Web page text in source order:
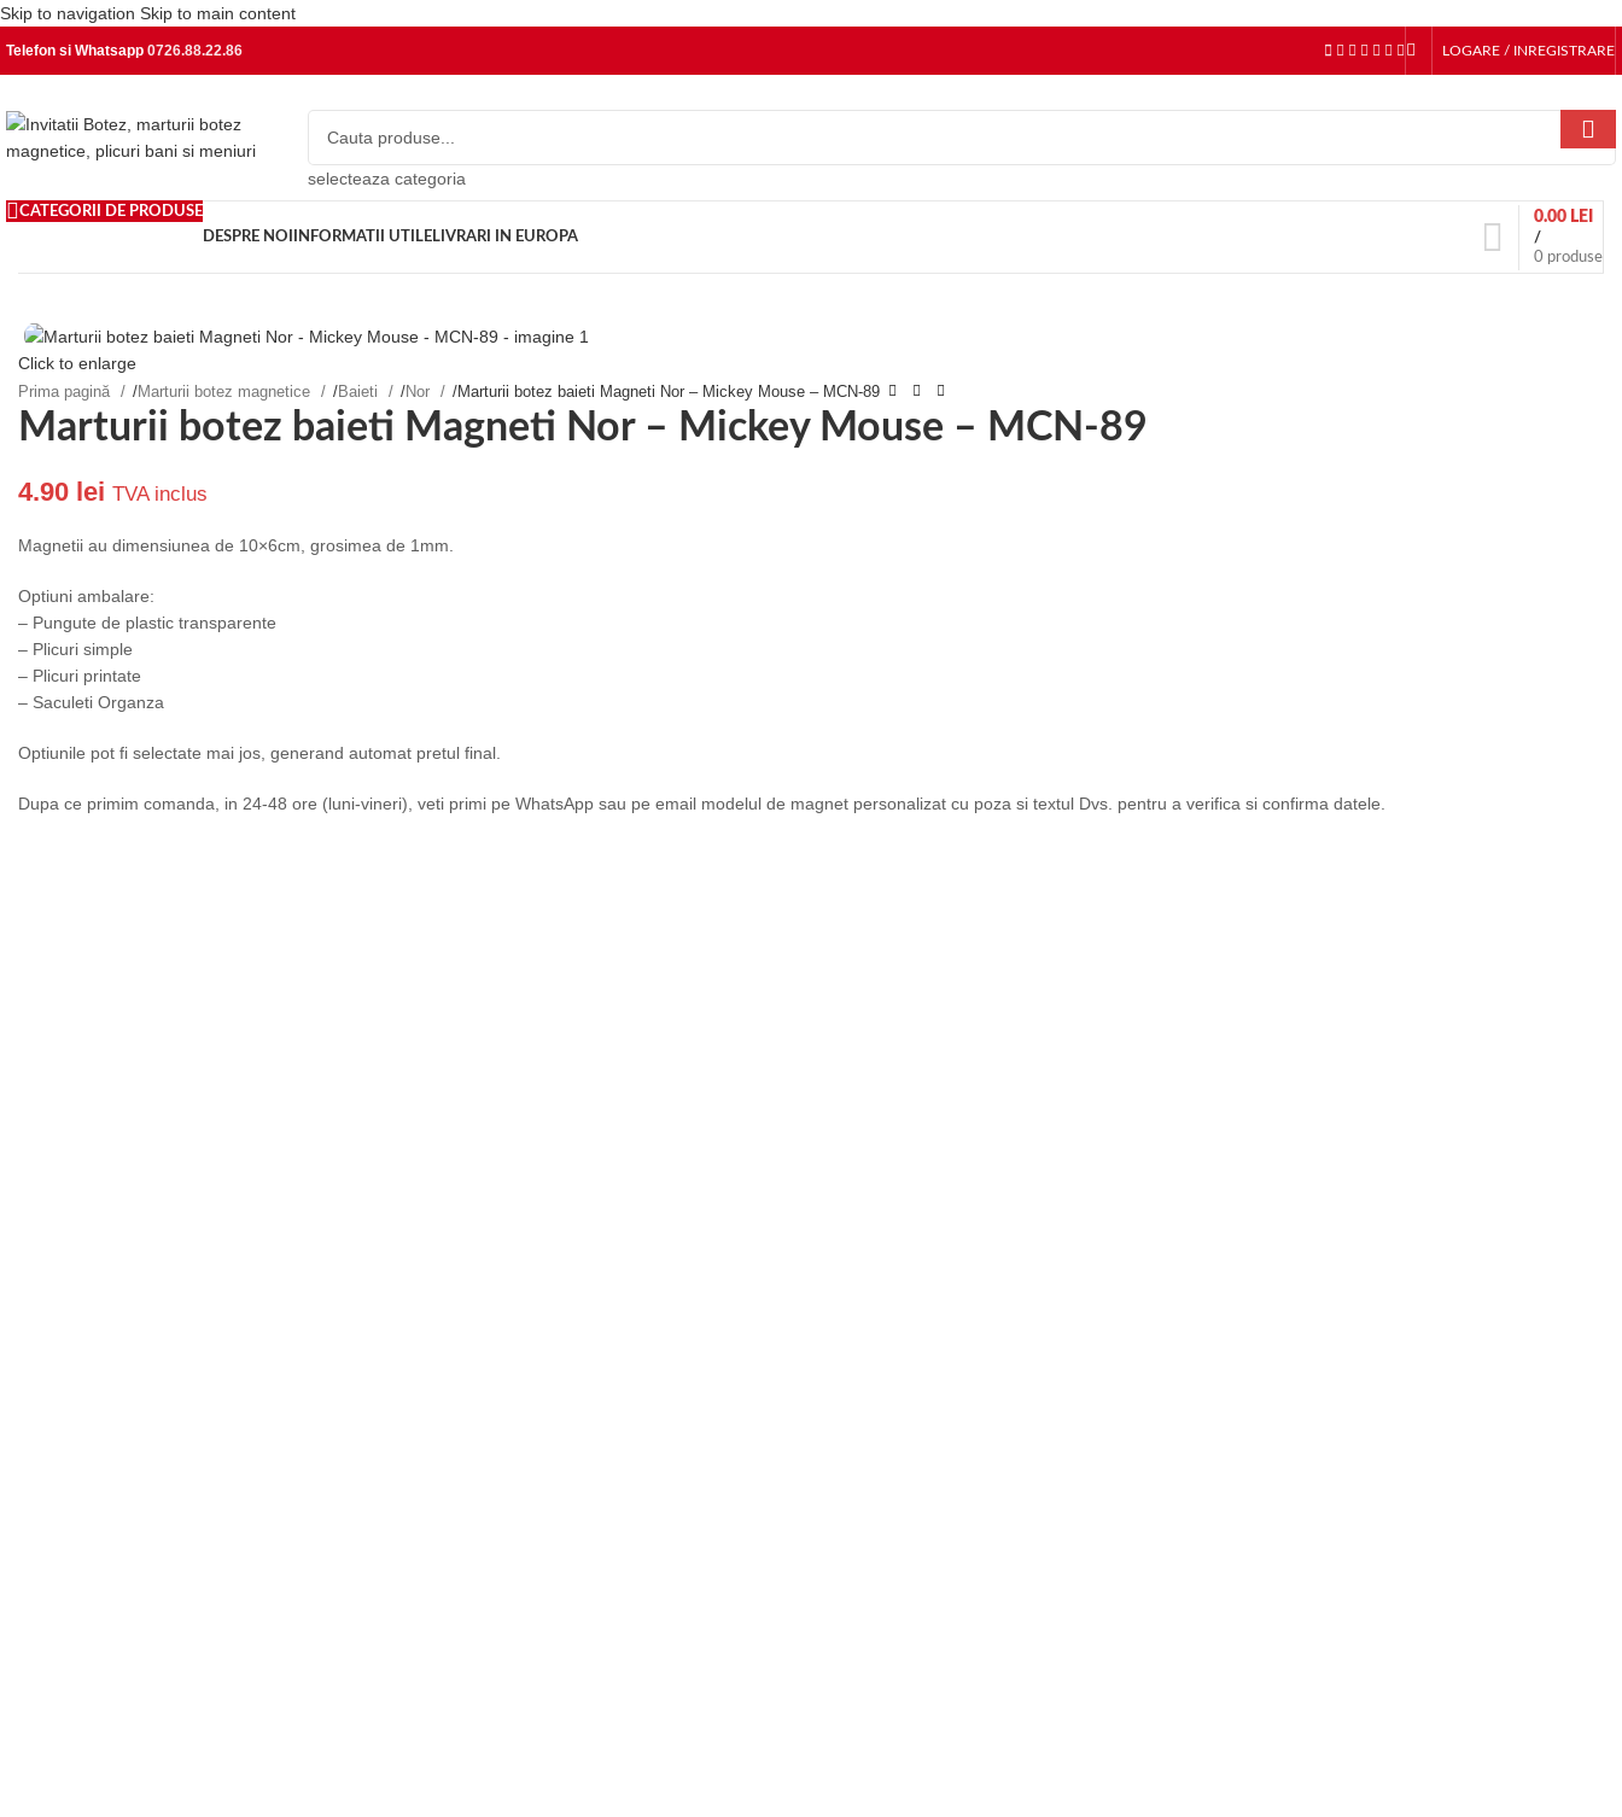
Skip to navigation Skip to main content
Telefon si Whatsapp 0726.88.22.86 LOGARE / INREGISTRARE
selecteaza categoria
CATEGORII DE PRODUSE
DESPRE NOI
INFORMATII UTILELIVRARI IN EUROPA
0 produse
/
0.00 LEI
Click to enlarge
Prima pagină /Marturii botez magnetice /Baieti /Nor /Marturii botez baieti Magneti Nor – Mickey Mouse – MCN-89
Marturii botez baieti Magneti Nor – Mickey Mouse – MCN-89
4.90 lei TVA inclus
Magnetii au dimensiunea de 10×6cm, grosimea de 1mm.
Optiuni ambalare:
– Pungute de plastic transparente
– Plicuri simple
– Plicuri printate
– Saculeti Organza
Optiunile pot fi selectate mai jos, generand automat pretul final.
Dupa ce primim comanda, in 24-48 ore (luni-vineri), veti primi pe WhatsApp sau pe email modelul de magnet personalizat cu poza si textul Dvs. pentru a verifica si confirma datele.